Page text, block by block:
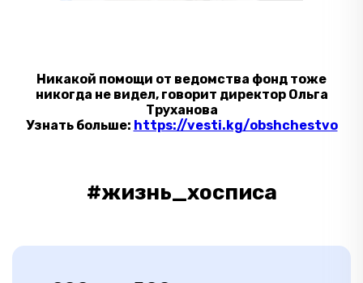
Никакой помощи от ведомства фонд тоже
никогда не видел, говорит директор Ольга
Труханова
Узнать больше: https://vesti.kg/obshchestvo
#жизнь_хосписа